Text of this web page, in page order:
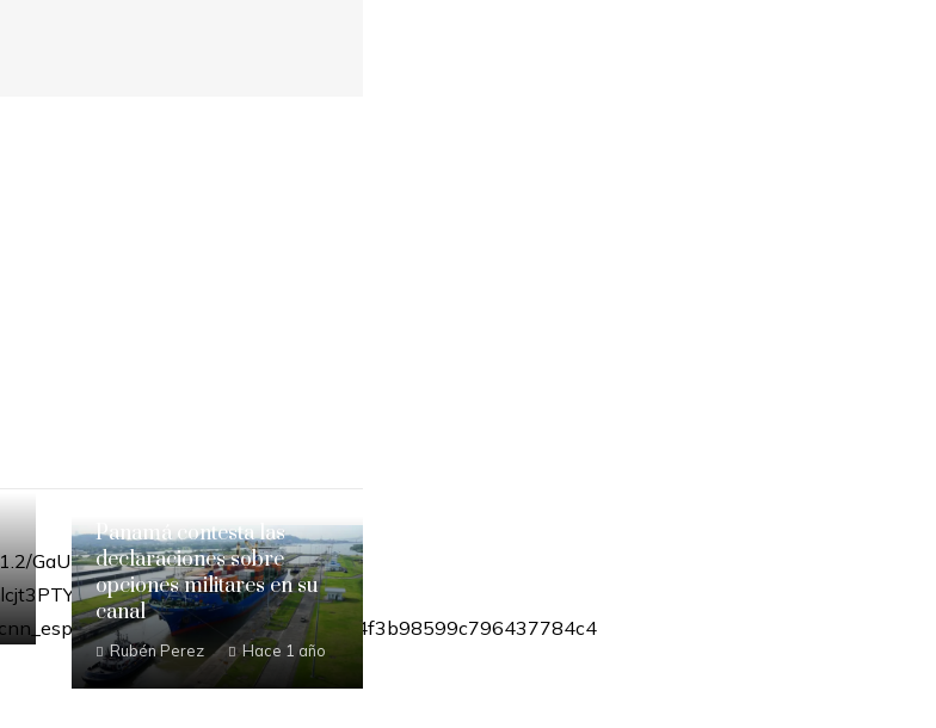
Panamá contesta las
declaraciones sobre
opciones militares en su
canal
Rubén Perez Hace 1 año